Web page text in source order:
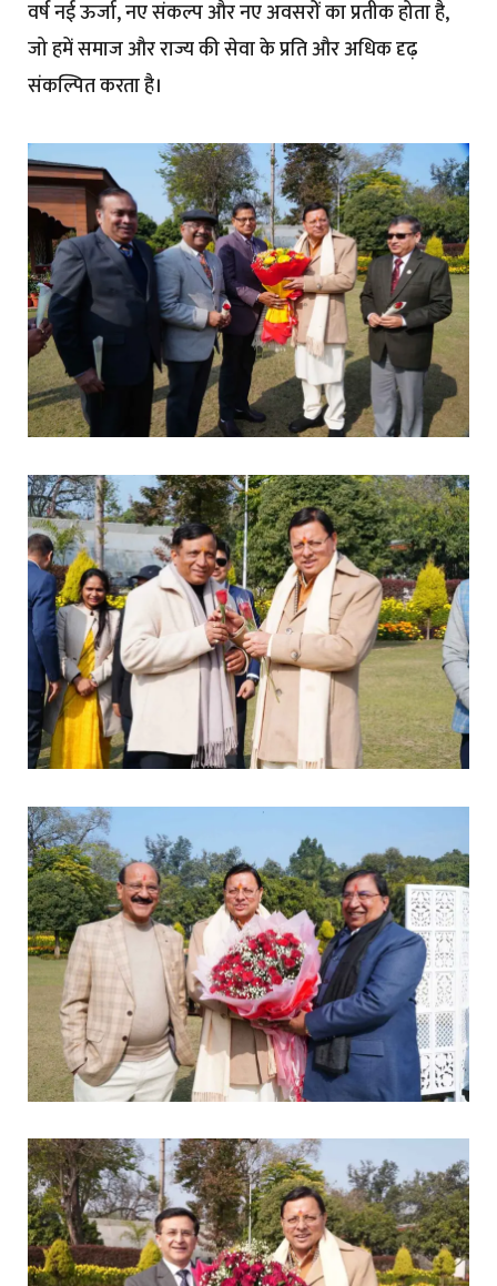
वर्ष नई ऊर्जा, नए संकल्प और नए अवसरों का प्रतीक होता है,
जो हमें समाज और राज्य की सेवा के प्रति और अधिक दृढ़
संकल्पित करता है।